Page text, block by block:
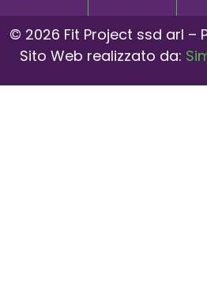
© 2026 Fit Project ssd arl –
Sito Web realizzato da: